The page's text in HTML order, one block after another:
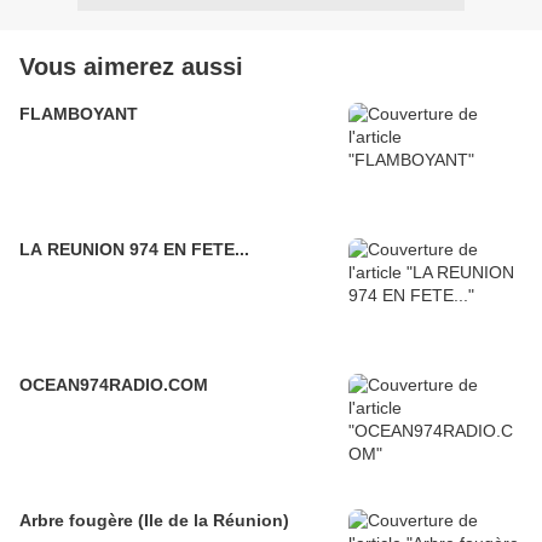
Vous aimerez aussi
FLAMBOYANT
LA REUNION 974 EN FETE...
OCEAN974RADIO.COM
Arbre fougère (Ile de la Réunion)